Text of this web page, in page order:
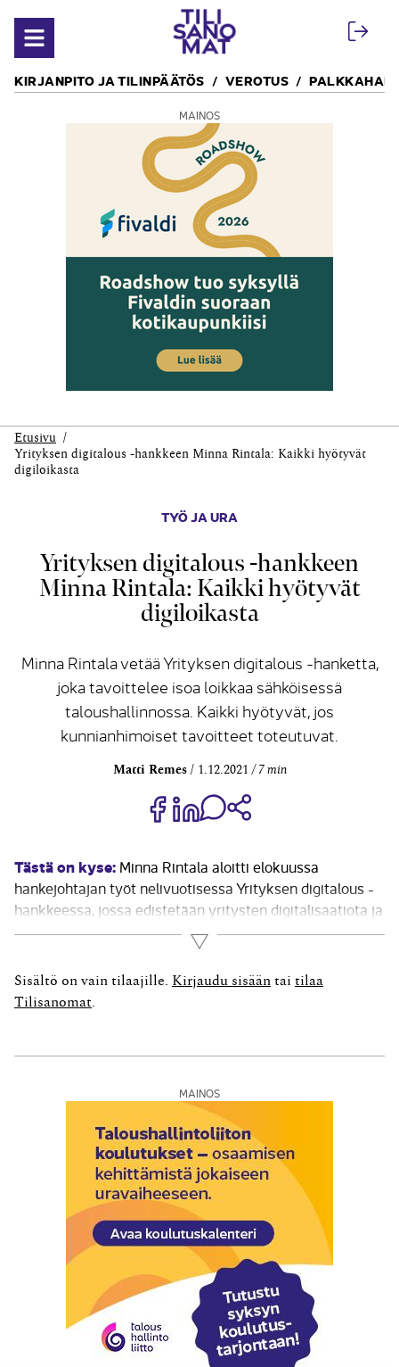
Avaa valikko
KIRJANPITO JA TILINPÄÄTÖS VEROTUS
MAINOS
Etusivu
Yrityksen digitalous -hankkeen Minna Rintala: Kaikki hyötyvät
digiloikasta
TYÖ JA URA
Yrityksen digitalous -hankkeen
Minna Rintala: Kaikki hyötyvät
digiloikasta
Minna Rintala vetää Yrityksen digitalous -hanketta,
joka tavoittelee isoa loikkaa sähköisessä
taloushallinnossa. Kaikki hyötyvät, jos
kunnianhimoiset tavoitteet toteutuvat.
Matti Remes 1.12.2021 7 min
Jaa Share on Facebook
Jaa Share on LinkedIn
Jaa WhatsApp-viestinä
Tästä on kyse: Minna Rintala aloitti elokuussa
hankejohtajan työt nelivuotisessa Yrityksen digitalous -
hankkeessa, jossa edistetään yritysten digitalisaatiota ja
talouden hallintaa. Tarkoitus on helpottaa sähköisten
taloushallinnon tositteiden muodostumista ja
automaattista siirtoa järjestelmien välillä. Rintalan
mukaan hankkeessa luodaan perustaa sille, että tilaus-
Lue lisää
Sisältö on vain tilaajille. Kirjaudu sisään tai tilaa
Tilisanomat
MAINOS